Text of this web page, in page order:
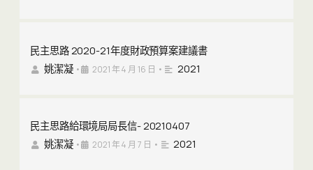
民主思路 2020-21年度財政預算案建議書
姚潔凝 • 2021 年 4 月 16 日 • 2021
民主思路給環境局局長信- 20210407
姚潔凝 • 2021 年 4 月 7 日 • 2021